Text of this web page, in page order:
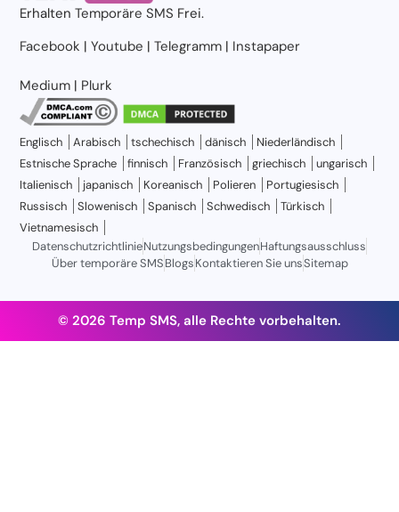
ErhaltenTemporäre SMS Frei.
Facebook |Youtube |Telegramm | Instapaper
Medium | Plurk
Englisch Arabisch tschechisch dänisch
Niederländisch
Estnische Sprache
finnisch Französisch griechisch
ungarisch
Italienisch
japanisch Koreanisch Polieren
Portugiesisch
Russisch
Slowenisch Spanisch Schwedisch
Türkisch
Vietnamesisch
DatenschutzrichtlinieNutzungsbedingungenHaftungsausschluss
Über temporäre SMSBlogsKontaktieren Sie unsSitemap
© 2026 Temp SMS, alle Rechte vorbehalten.